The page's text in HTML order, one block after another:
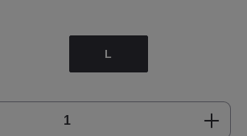
L
Gib den gewünschten